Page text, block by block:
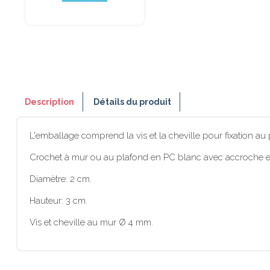
Description Détails du produit
L'emballage comprend la vis et la cheville pour fixation au
Crochet à mur ou au plafond en PC blanc avec accroche
Diamètre: 2 cm.
Hauteur: 3 cm.
Vis et cheville au mur Ø 4 mm.